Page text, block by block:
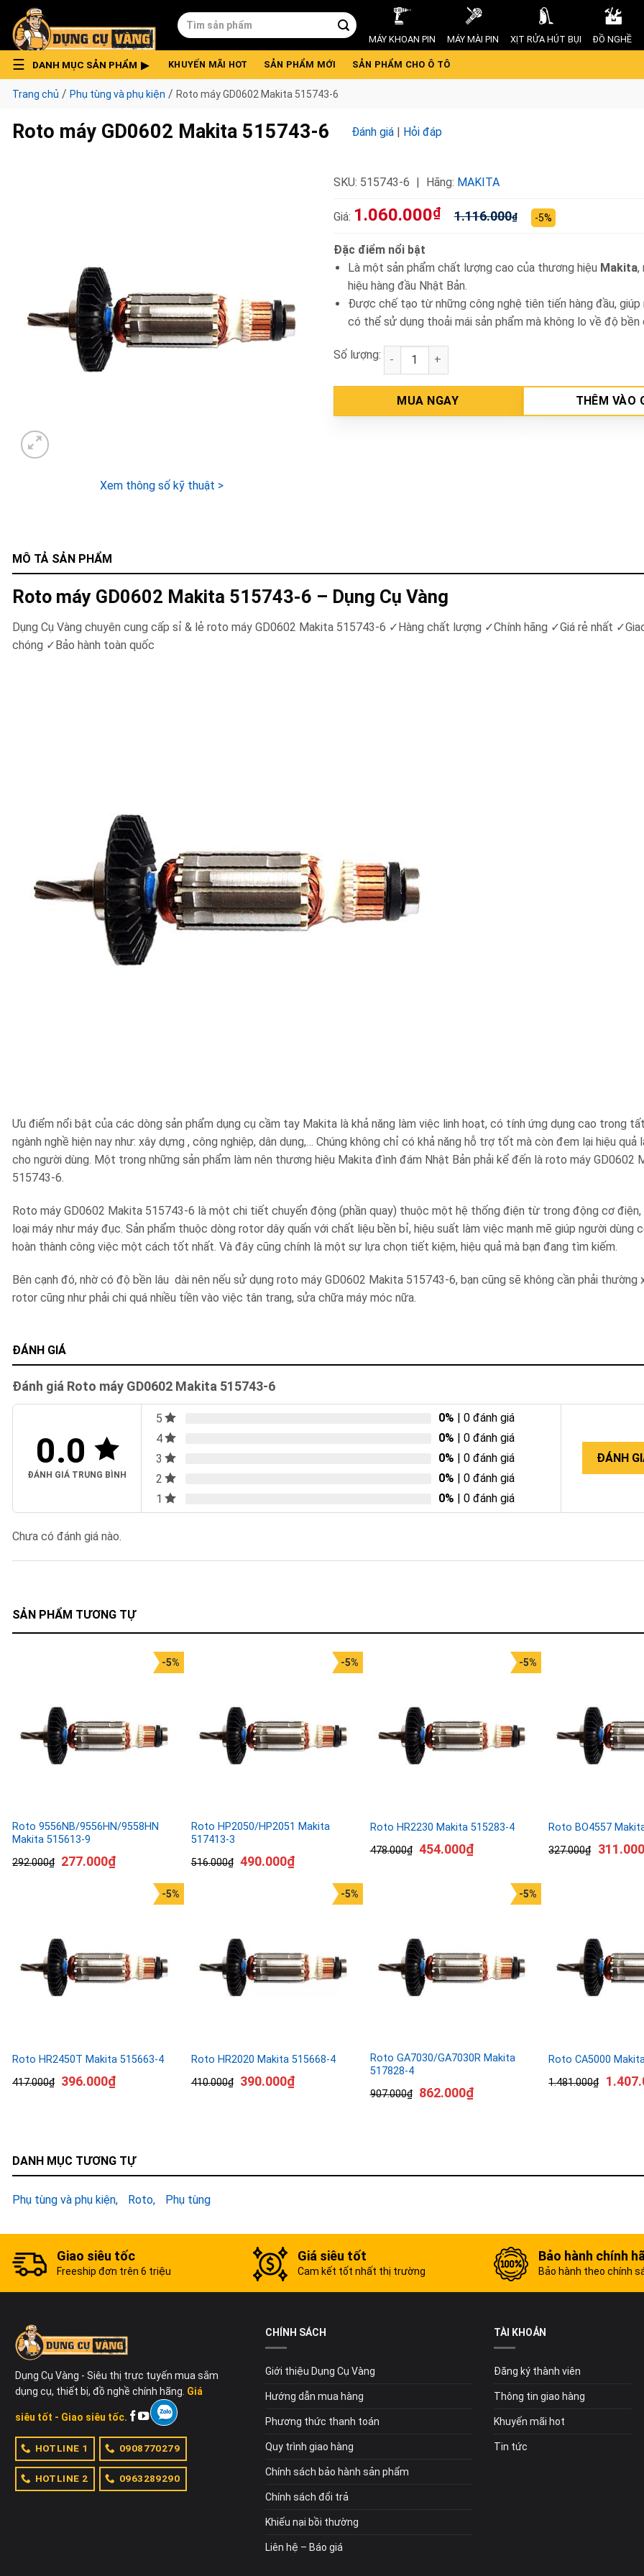
content
Tìm
kiếm:
MÁY KHOAN PIN MÁY MÀI PIN XỊT RỬA HÚT BỤI ĐỒ NGHỀ
DANH MỤC SẢN PHẨM KHUYẾN MÃI HOT SẢN PHẨM MỚI SẢN PHẨM CHO Ô TÔ
Trang chủ / Phụ tùng và phụ kiện / Roto máy GD0602 Makita 515743-6
Roto máy GD0602 Makita 515743-6 Đánh giá | Hỏi đáp
Xem thông số kỹ thuật >
SKU: 515743-6 Hãng: MAKITA
Giá: 1.060.000₫ 1.116.000₫ -5%
Đặc điểm nổi bật
Là một sản phẩm chất lượng cao của thương hiệu Makita,
hiệu hàng đầu Nhật Bản.
Được chế tạo từ những công nghệ tiên tiến hàng đầu, giúp
có thể sử dụng thoải mái sản phẩm mà không lo về độ bền
Số lượng: Roto máy GD0602 Makita 515743-6 số lượng
MUA NGAY THÊM VÀO
MÔ TẢ SẢN PHẨM
Roto máy GD0602 Makita 515743-6 – Dụng Cụ Vàng
Dụng Cụ Vàng chuyên cung cấp sỉ & lẻ roto máy GD0602 Makita 515743-6 ✓Hàng chất lượng ✓Chính hãng ✓Giá rẻ nhất ✓
chóng ✓Bảo hành toàn quốc
Ưu điểm nổi bật của các dòng sản phẩm dụng cụ cầm tay Makita là khả năng làm việc linh hoạt, có tính ứng dụng cao trong
ngành nghề hiện nay như: xây dựng , công nghiệp, dân dụng,… Chúng không chỉ có khả năng hỗ trợ tốt mà còn đem lại hiệu quả
cho người dùng. Một trong những sản phẩm làm nên thương hiệu Makita đình đám Nhật Bản phải kể đến là roto máy GD0602
515743-6.
Roto máy GD0602 Makita 515743-6 là một chi tiết chuyển động (phần quay) thuộc một hệ thống điện từ trong động cơ
loại máy như máy đục. Sản phẩm thuộc dòng rotor dây quấn với chất liệu bền bỉ, hiệu suất làm việc mạnh mẽ giúp người dùng
hoàn thành công việc một cách tốt nhất. Và đây cũng chính là một sự lựa chọn tiết kiệm, hiệu quả mà bạn đang tìm kiếm.
Bên cạnh đó, nhờ có độ bền lâu dài nên nếu sử dụng roto máy GD0602 Makita 515743-6, bạn cũng sẽ không cần phải thường
rotor cũng như phải chi quá nhiều tiền vào việc tân trang, sửa chữa máy móc nữa.
ĐÁNH GIÁ
Đánh giá Roto máy GD0602 Makita 515743-6
0.0
ĐÁNH GIÁ TRUNG BÌNH
5 0% | 0 đánh giá
4
0% | 0 đánh giá
3
0% | 0 đánh giá
2
0% | 0 đánh giá
1
0% | 0 đánh giá
ĐÁNH
Chưa có đánh giá nào.
SẢN PHẨM TƯƠNG TỰ
Roto 9556NB/9556HN/9558HN
Makita 515613-9
292.000₫
-5%
277.000₫
Roto HP2050/HP2051 Makita
517413-3
516.000₫
-5%
490.000₫
Roto HR2230 Makita 515283-4
478.000₫
-5%
454.000₫
Roto BO4557
327.000₫ 311.000
Roto HR2450T Makita 515663-4
417.000₫
-5%
396.000₫
Roto HR2020 Makita 515668-4
410.000₫
-5%
390.000₫
Roto GA7030/GA7030R Makita
517828-4
907.000₫
-5%
862.000₫
Roto CA5000
1.481.000₫
DANH MỤC TƯƠNG TỰ
Phụ tùng và phụ kiện Roto Phụ tùng
Giao siêu tốc
Freeship đơn trên 6 triệu
Giá siêu tốt
Cam kết tốt nhất thị trường
Bảo hành chính
Bảo hành theo chính
Dụng Cụ Vàng - Siêu thị trực tuyến mua sắm
dụng cụ, thiết bị, đồ nghề chính hãng. Giá
siêu tốt - Giao siêu tốc.
HOTLINE 1 0908770279
HOTLINE 2 0963289290
CHÍNH SÁCH
Giới thiệu Dụng Cụ Vàng
Hướng dẫn mua hàng
Phương thức thanh toán
Quy trình giao hàng
Chính sách bảo hành sản phẩm
Chính sách đổi trả
Khiếu nại bồi thường
Liên hệ – Báo giá
TÀI KHOẢN
Đăng ký thành viên
Thông tin giao hàng
Khuyến mãi hot
Tin tức